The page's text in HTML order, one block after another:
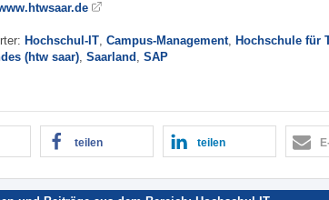
Hochschul-IT, Campus-Management, Hochschule für
(htw saar), Saarland , SAP
teilen teilen